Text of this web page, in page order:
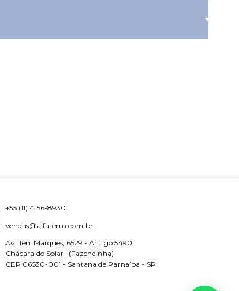
+55 (11) 4156-8930
vendas@alfaterm.com.br
Av. Ten. Marques, 6529 - Antigo 5490
Chácara do Solar I (Fazendinha)
CEP 06530-001 - Santana de Parnaíba - SP